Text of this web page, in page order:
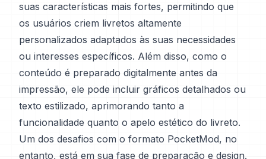
suas características mais fortes, permitindo que
os usuários criem livretos altamente
personalizados adaptados às suas necessidades
ou interesses específicos. Além disso, como o
conteúdo é preparado digitalmente antes da
impressão, ele pode incluir gráficos detalhados ou
texto estilizado, aprimorando tanto a
funcionalidade quanto o apelo estético do livreto.
Um dos desafios com o formato PocketMod, no
entanto, está em sua fase de preparação e design.